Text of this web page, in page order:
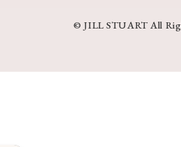
© JILL STUART All